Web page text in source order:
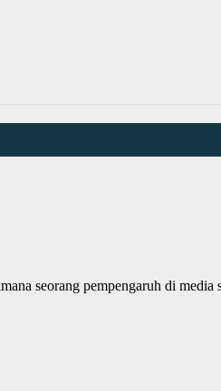
seorang pempengaruh di